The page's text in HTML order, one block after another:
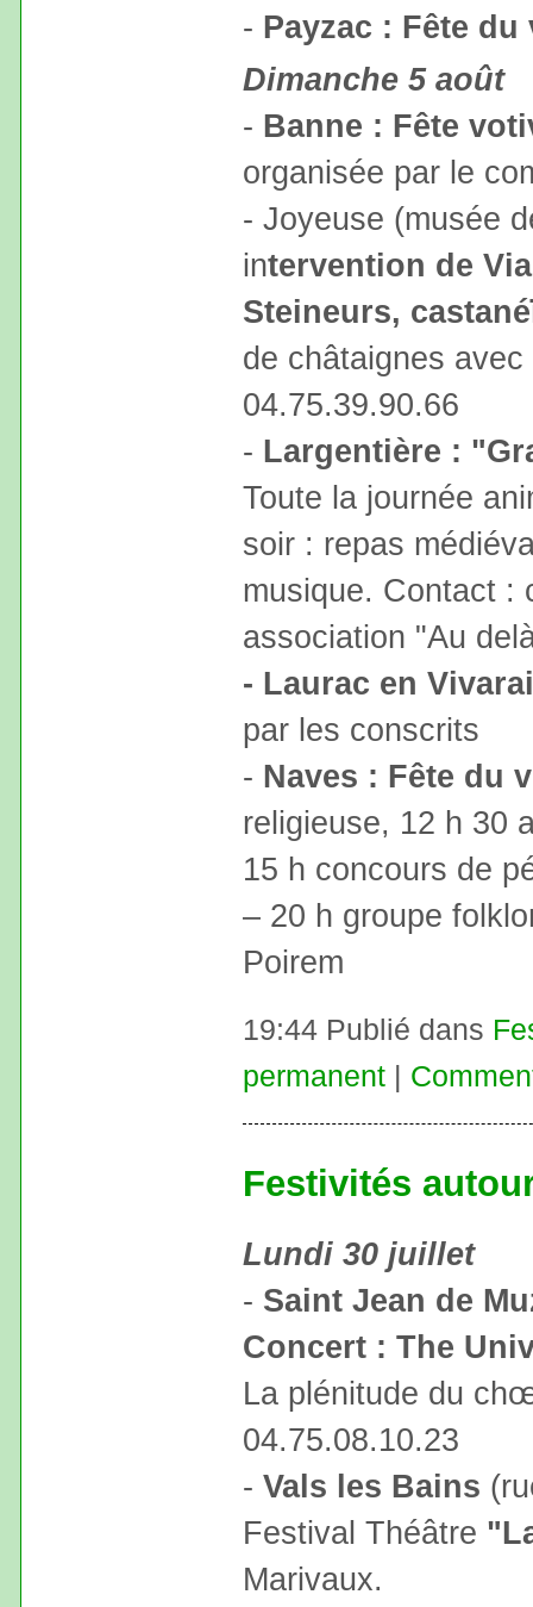
- Payzac : Fête
Dimanche 5 août
- Banne : Fête
organisée par le
- Joyeuse (musée
intervention de
Steineurs,
de châtaignes
04.75.39.90.66
- Largentière :
Toute la journée
soir : repas
musique. Contact :
association "Au
- Laurac en
par les conscrits
- Naves : Fête du
religieuse, 12 h 30
15 h concours de
– 20 h groupe
Poirem
19:44 Publié dans
permanent
Festivités
Lundi 30 juillet
- Saint Jean de
Concert : The
La plénitude du
04.75.08.10.23
- Vals les Bains
Festival Théâtre
Marivaux.